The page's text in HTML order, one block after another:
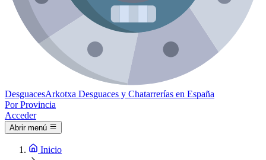
DesguacesArkotxa Desguaces y Chatarrerías en España
Por Provincia
Acceder
Abrir menú
Inicio